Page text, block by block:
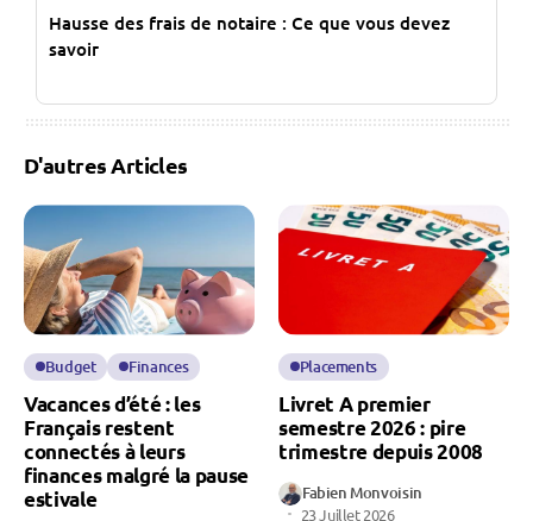
Hausse des frais de notaire : Ce que vous devez
savoir
D'autres Articles
Budget Finances
Vacances d’été : les
Français restent
connectés à leurs
finances malgré la pause
estivale
Placements
Livret A premier
semestre 2026 : pire
trimestre depuis 2008
Fabien Monvoisin
23 Juillet 2026